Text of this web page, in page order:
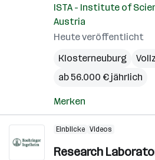
ISTA - Institute of
Austria
Heute veröffentlicht
Klosterneuburg
ab 56.000 € jährlich
Merken
Einblicke Videos
Research